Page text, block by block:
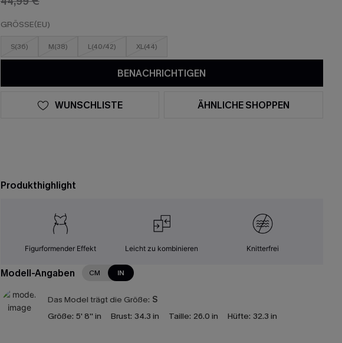
GRÖSSE(EU)
S(36) M(38) L(40/42) XL(44)
BENACHRICHTIGEN
WUNSCHLISTE ÄHNLICHE SHOPPEN
Produkthighlight
Figurformender Effekt Leicht zu kombinieren Knitterfrei
Modell-Angaben CM IN
Das Model trägt die Größe: S
Größe: 5' 8'' in Brust: 34.3 in Taille: 26.0 in Hüfte: 32.3 in